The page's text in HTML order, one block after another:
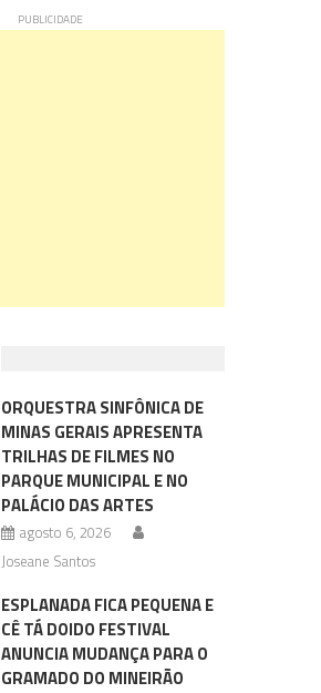
ORQUESTRA SINFÔNICA DE
MINAS GERAIS APRESENTA
TRILHAS DE FILMES NO
PARQUE MUNICIPAL E NO
PALÁCIO DAS ARTES
agosto 6, 2026
Joseane Santos
ESPLANADA FICA PEQUENA E
CÊ TÁ DOIDO FESTIVAL
ANUNCIA MUDANÇA PARA O
GRAMADO DO MINEIRÃO